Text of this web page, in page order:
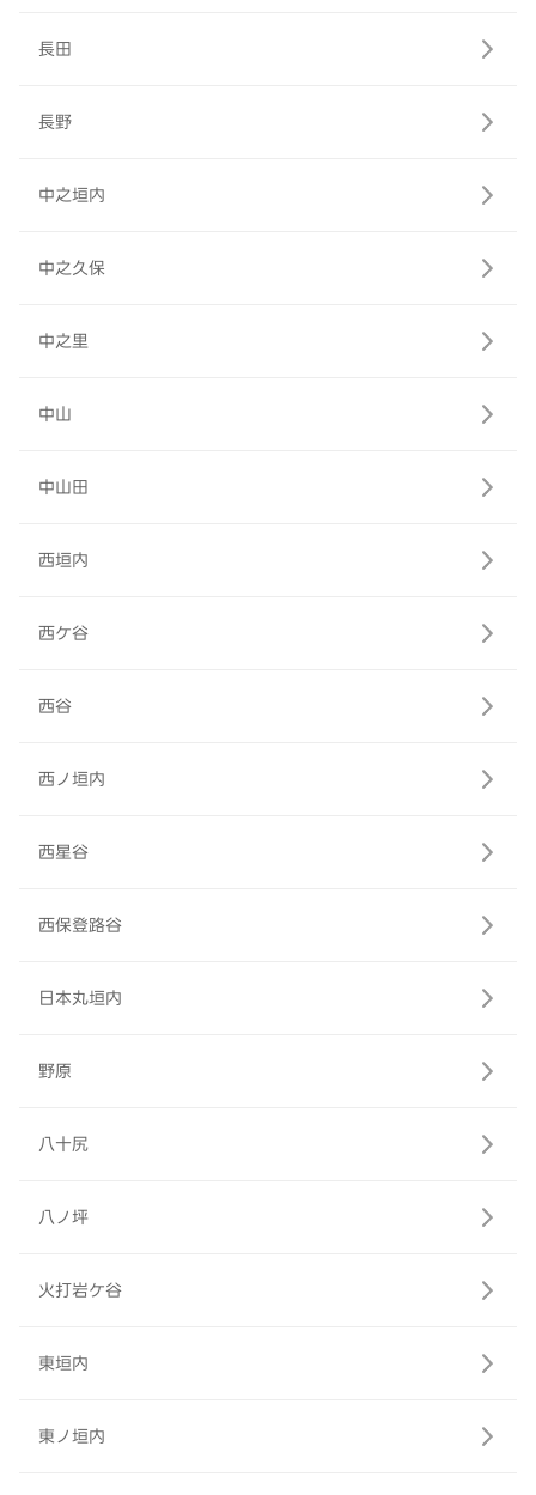
長田
長野
中之垣内
中之久保
中之里
中山
中山田
西垣内
西ケ谷
西谷
西ノ垣内
西星谷
西保登路谷
日本丸垣内
野原
八十尻
八ノ坪
火打岩ケ谷
東垣内
東ノ垣内